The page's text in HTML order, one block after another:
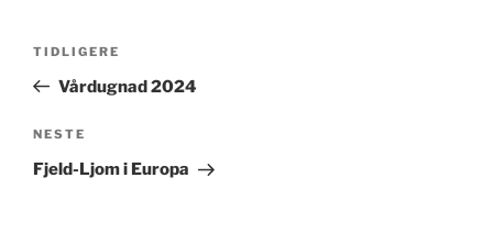
Forrige
innlegg
TIDLIGERE
Vårdugnad 2024
Neste
innlegg
NESTE
Fjeld-Ljom i Europa